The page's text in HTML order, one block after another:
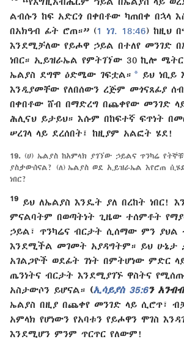
ልብሱን ከፍ አድርጎ በቀበቶው ካጠበቀ በኋላ
በአክዓብ ፊት ሮጠ።” (1 ነገ. 18:46) ከዚህ
እንደሚቻለው የይሖዋ ኃይል በተለየ መንገድ
ነበር። ኢይዝራኤል የምትገኘው 30 ኪሎ
ኤልያስ ደግሞ ዕድሜው ገፍቷል። a ይህ ነቢይ
እንዲያመቸው የለበሰውን ረጅም መጎናጸፊያ
በቀበቶው ሸብ በማድረግ በጨቀየው መንገድ
ሕሊናህ ይታይህ። እሱም በከፍተኛ ፍጥነት
ሠረገላ ላይ ደረሰበት፤ ከዚያም አልፎት ሄደ!
19. (ሀ) ኤልያስ ከአምላክ ያገኘው ኃይልና ጥንካሬ
ያስታውሰናል? (ለ) ኤልያስ ወደ ኢይዝራኤል እየሮጠ
ነበር?
19
ይህ ለኤልያስ እንዴት ያለ በረከት ነበር!
ምናልባትም በወጣትነት ጊዜው ተሰምቶት
ኃይል፣ ጥንካሬና ብርታት ሲሰማው ምን ያህል
እንደሚችል መገመት አያዳግትም። ይህ ሁኔታ
አገልጋዮች ወደፊት ገነት በምትሆነው ምድር
ጤንነትና ብርታት እንደሚያገኙ ዋስትና
አስታውሶን ይሆናል። (ኢሳይያስ 35:6ን
ኤልያስ በዚያ በጨቀየ መንገድ ላይ ሲሮጥ፣
አምላክ የሆነውን የአባቱን የይሖዋን ሞገስ
እንደሚሆን ምንም ጥርጥር የለውም!